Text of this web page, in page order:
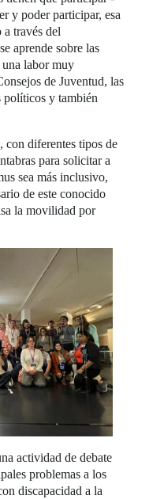
y poder participar, esa
a través del
aprende sobre las
labor muy
de Juventud, las
políticos y también
con diferentes tipos de
para solicitar a
sea más inclusivo,
de este conocido
la movilidad por
actividad de debate
problemas a los
discapacidad a la